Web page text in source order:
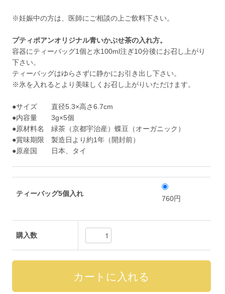
※妊娠中の方は、医師にご相談の上ご飲料下さい。
プティポアンオリジナル青いかぶせ茶の入れ方。
容器にティーバッグ1個と水100ml注ぎ10分後にお召し上がり
下さい。
ティーバッグはゆらさずに静かにお引き出し下さい。
※氷を入れるとより美味しくお召し上がりいただけます。
●サイズ 直径5.3×高さ6.7cm
●内容量 3g×5個
●原材料名 緑茶（京都宇治産）蝶豆（オーガニック）
●賞味期限 製造日より約1年（開封前）
●原産国 日本、タイ
ティーバッグ5個入れ
760円
購入数